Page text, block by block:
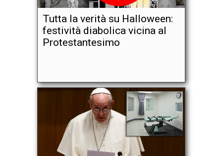
Tutta la verità su Halloween:
festività diabolica vicina al
Protestantesimo